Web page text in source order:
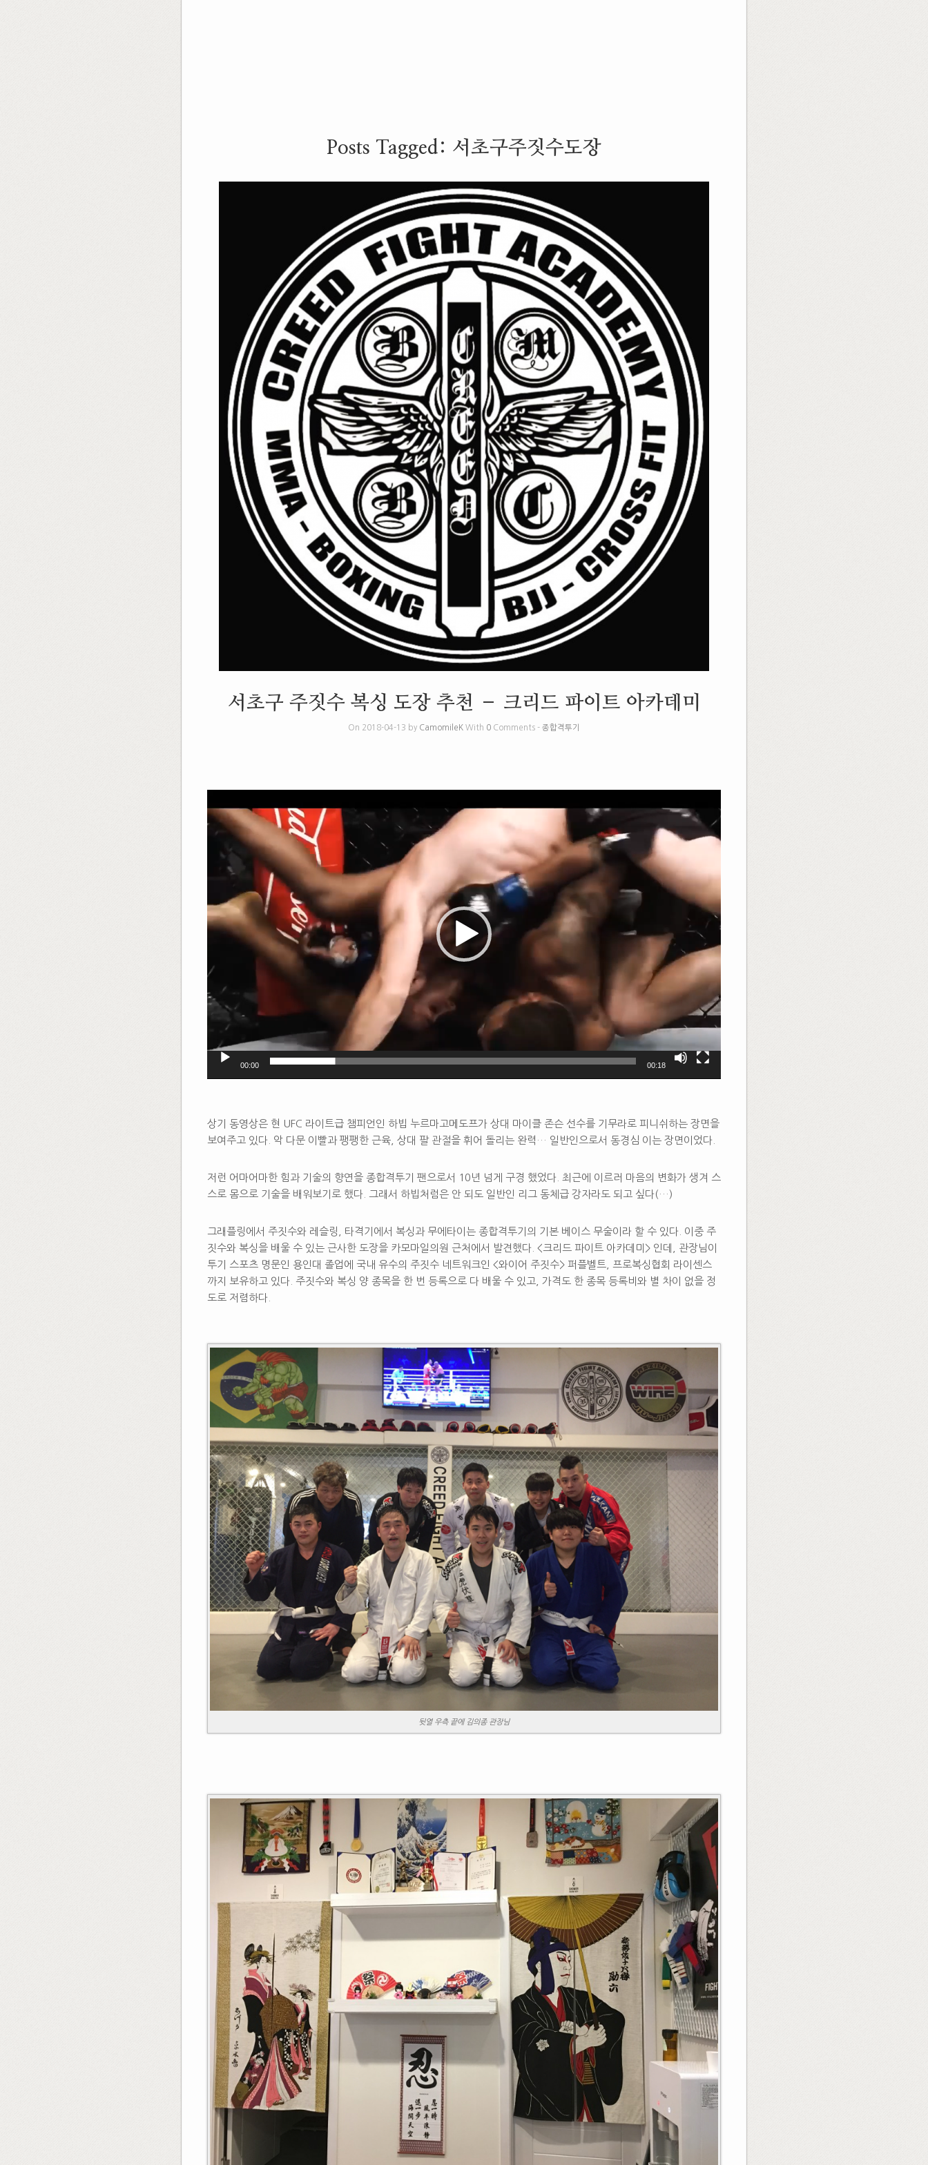
Posts Tagged: 서초구주짓수도장
서초구 주짓수 복싱 도장 추천 – 크리드 파이트 아카데미
On 2018-04-13 by CamomileK With 0 Comments - 종합격투기
Player
00:00 00:18
상기 동영상은 현 UFC 라이트급 챔피언인 하빕 누르마고메도프가 상대 마이클 존슨​ 선수를 기무라로 피니쉬하는 장면을
보여주고 있다. 악 다문 이빨과 팽팽한 근육, 상대 팔 관절을 휘어 돌리는 완력… 일반인으로서 동경심 이는 장면이었다.
저런 어마어마한 힘과 기술의 향연을 종합격투기 팬으로서 10년 넘게 구경 했었다. 최근에 이르러 마음의 변화가 생겨 스
스로 몸으로 기술을 배워보기로 했다. 그래서 하빕처럼은 안 되도 일반인 리그 동체급 강자라도 되고 싶다(…)
그래플링에서 주짓수와 레슬링, 타격기에서 복싱과 무에타이는 종합격투기의 기본 베이스 무술이라 할 수 있다. 이중 주
짓수와 복싱을 배울 수 있는 근사한 도장을 카모마일의원 근처에서 발견했다. <크리드 파이트 아카데미> 인데, 관장님이
투기 스포츠 명문인 용인대 졸업에 국내 유수의 주짓수 네트워크인 <와이어 주짓수> 퍼플벨트, 프로복싱협회 라이센스
까지 보유하고 있다. 주짓수와 복싱 양 종목을 한 번 등록으로 다 배울 수 있고, 가격도 한 종목 등록비와 별 차이 없을 정
도로 저렴하다.
뒷열 우측 끝에 김의종 관장님